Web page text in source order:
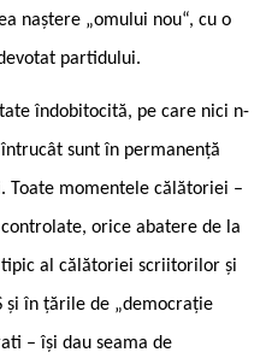
naștere „omului nou“, cu o
partidului.
îndobitocită, pe care nici n-
sunt în permanență
Toate momentele călătoriei –
orice abatere de la
al călătoriei scriitorilor și
și în țările de „democrație
– își dau seama de